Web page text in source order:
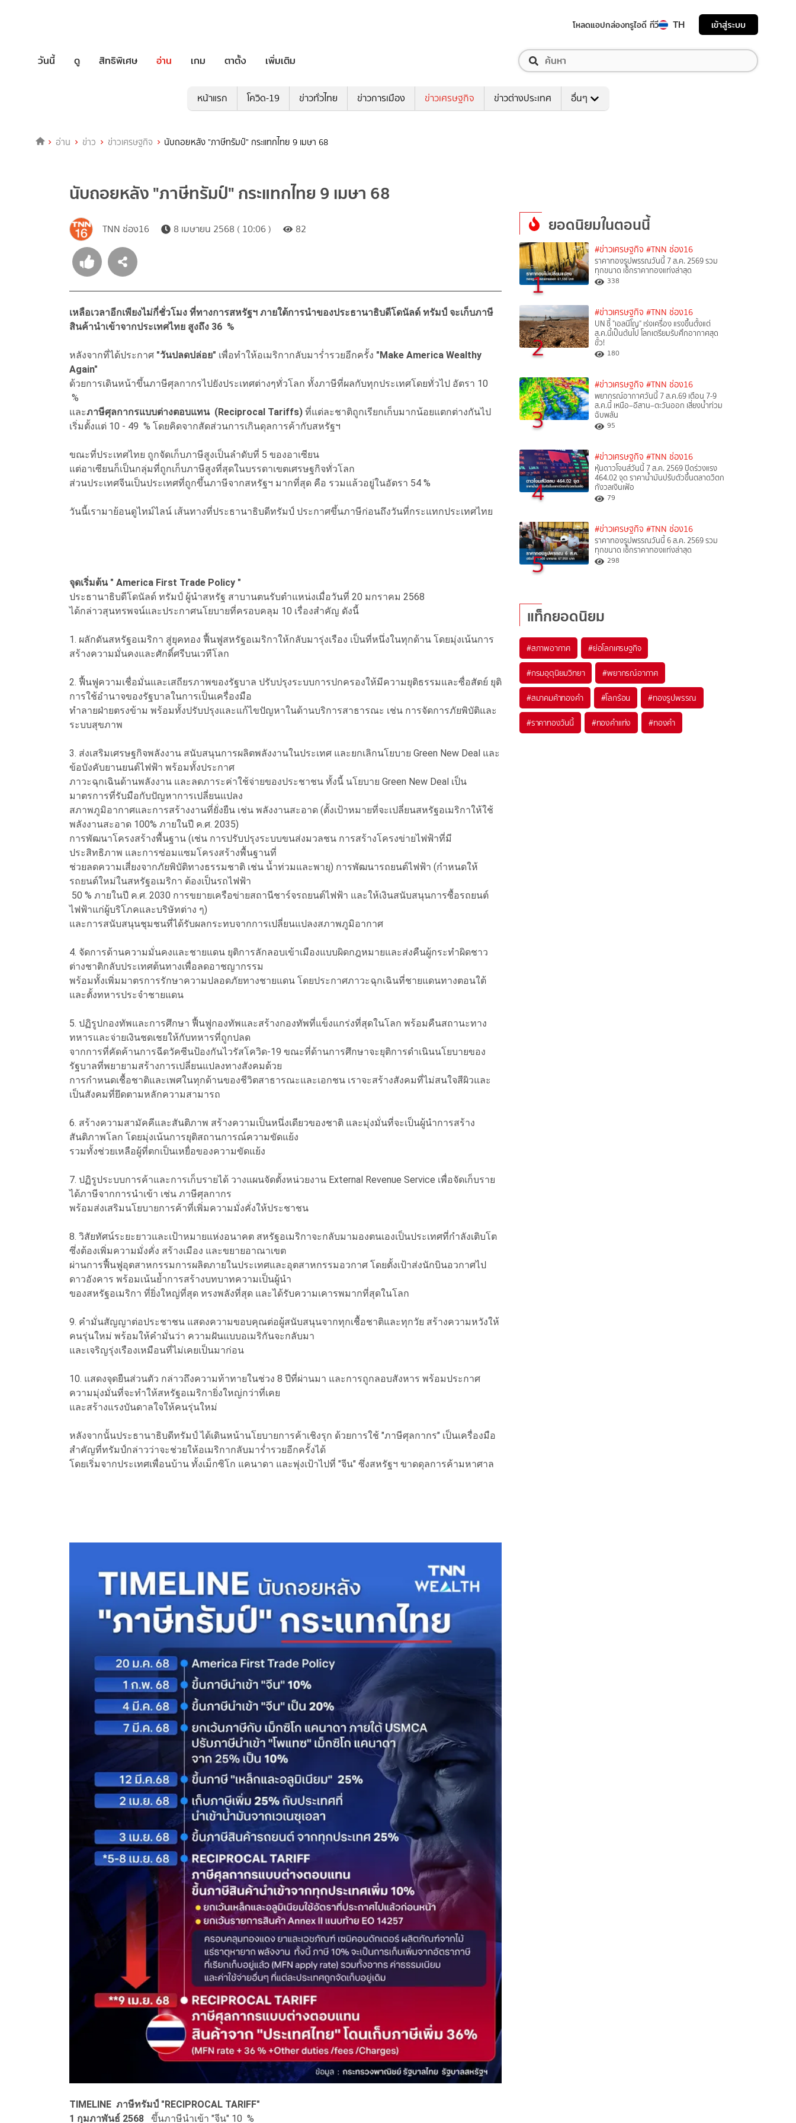
โหลดแอปกล่องทรูไอดี ทีวี TH เข้าสู่ระบบ
วันนี้ ดู สิทธิพิเศษ อ่าน เกม ตาตั้ง เพิ่มเติม
หน้าแรก โควิด-19 ข่าวทั่วไทย ข่าวการเมือง ข่าวเศรษฐกิจ ข่าวต่างประเทศ อื่นๆ
อ่าน ข่าว ข่าวเศรษฐกิจ นับถอยหลัง "ภาษีทรัมป์" กระแทกไทย 9 เมษา 68
นับถอยหลัง "ภาษีทรัมป์" กระแทกไทย 9 เมษา 68
TNN ช่อง16 8 เมษายน 2568 ( 10:06 ) 82
เหลือเวลาอีกเพียงไม่กี่ชั่วโมง ที่ทางการสหรัฐฯ ภายใต้การนำของประธานาธิบดีโดนัลด์ ทรัมป์ จะเก็บภาษี
สินค้านำเข้าจากประเทศไทย สูงถึง 36 %
หลังจากที่ได้ประกาศ "วันปลดปล่อย" เพื่อทำให้อเมริกากลับมาร่ำรวยอีกครั้ง "Make America Wealthy
Again"
ด้วยการเดินหน้าขึ้นภาษีศุลกากรไปยังประเทศต่างๆทั่วโลก ทั้งภาษีที่ผลกับทุกประเทศโดยทั่วไป อัตรา 10
%
และภาษีศุลกากรแบบต่างตอบแทน (Reciprocal Tariffs) ที่แต่ละชาติถูกเรียกเก็บมากน้อยแตกต่างกันไป
เริ่มตั้งแต่ 10 - 49 % โดยคิดจากสัดส่วนการเกินดุลการค้ากับสหรัฐฯ
ขณะที่ประเทศไทย ถูกจัดเก็บภาษีสูงเป็นลำดับที่ 5 ของอาเซียน
แต่อาเซียนก็เป็นกลุ่มที่ถูกเก็บภาษีสูงที่สุดในบรรดาเขตเศรษฐกิจทั่วโลก
ส่วนประเทศจีนเป็นประเทศที่ถูกขึ้นภาษีจากสหรัฐฯ มากที่สุด คือ รวมแล้วอยู่ในอัตรา 54 %
วันนี้เรามาย้อนดูไทม์ไลน์ เส้นทางที่ประธานาธิบดีทรัมป์ ประกาศขึ้นภาษีก่อนถึงวันที่กระแทกประเทศไทย
จุดเริ่มต้น " America First Trade Policy "
ประธานาธิบดีโดนัลด์ ทรัมป์ ผู้นำสหรัฐ สาบานตนรับตำแหน่งเมื่อวันที่ 20 มกราคม 2568
ได้กล่าวสุนทรพจน์และประกาศนโยบายที่ครอบคลุม 10 เรื่องสำคัญ ดังนี้
1. ผลักดันสหรัฐอเมริกา สู่ยุคทอง ฟื้นฟูสหรัฐอเมริกาให้กลับมารุ่งเรือง เป็นที่หนึ่งในทุกด้าน โดยมุ่งเน้นการ
สร้างความมั่นคงและศักดิ์ศรีบนเวทีโลก
2. ฟื้นฟูความเชื่อมั่นและเสถียรภาพของรัฐบาล ปรับปรุงระบบการปกครองให้มีความยุติธรรมและซื่อสัตย์ ยุติ
การใช้อำนาจของรัฐบาลในการเป็นเครื่องมือ
ทำลายฝ่ายตรงข้าม พร้อมทั้งปรับปรุงและแก้ไขปัญหาในด้านบริการสาธารณะ เช่น การจัดการภัยพิบัติและ
ระบบสุขภาพ
3. ส่งเสริมเศรษฐกิจพลังงาน สนับสนุนการผลิตพลังงานในประเทศ และยกเลิกนโยบาย Green New Deal และ
ข้อบังคับยานยนต์ไฟฟ้า พร้อมทั้งประกาศ
ภาวะฉุกเฉินด้านพลังงาน และลดภาระค่าใช้จ่ายของประชาชน ทั้งนี้ นโยบาย Green New Deal เป็น
มาตรการที่รับมือกับปัญหาการเปลี่ยนแปลง
สภาพภูมิอากาศและการสร้างงานที่ยั่งยืน เช่น พลังงานสะอาด (ตั้งเป้าหมายที่จะเปลี่ยนสหรัฐอเมริกาให้ใช้
พลังงานสะอาด 100% ภายในปี ค.ศ. 2035)
การพัฒนาโครงสร้างพื้นฐาน (เช่น การปรับปรุงระบบขนส่งมวลชน การสร้างโครงข่ายไฟฟ้าที่มี
ประสิทธิภาพ และการซ่อมแซมโครงสร้างพื้นฐานที่
ช่วยลดความเสี่ยงจากภัยพิบัติทางธรรมชาติ เช่น น้ำท่วมและพายุ) การพัฒนารถยนต์ไฟฟ้า (กำหนดให้
รถยนต์ใหม่ในสหรัฐอเมริกา ต้องเป็นรถไฟฟ้า
50 % ภายในปี ค.ศ. 2030 การขยายเครือข่ายสถานีชาร์จรถยนต์ไฟฟ้า และให้เงินสนับสนุนการซื้อรถยนต์
ไฟฟ้าแก่ผู้บริโภคและบริษัทต่าง ๆ)
และการสนับสนุนชุมชนที่ได้รับผลกระทบจากการเปลี่ยนแปลงสภาพภูมิอากาศ
4. จัดการด้านความมั่นคงและชายแดน ยุติการลักลอบเข้าเมืองแบบผิดกฎหมายและส่งคืนผู้กระทำผิดชาว
ต่างชาติกลับประเทศต้นทางเพื่อลดอาชญากรรม
พร้อมทั้งเพิ่มมาตรการรักษาความปลอดภัยทางชายแดน โดยประกาศภาวะฉุกเฉินที่ชายแดนทางตอนใต้
และตั้งทหารประจำชายแดน
5. ปฏิรูปกองทัพและการศึกษา ฟื้นฟูกองทัพและสร้างกองทัพที่แข็งแกร่งที่สุดในโลก พร้อมคืนสถานะทาง
ทหารและจ่ายเงินชดเชยให้กับทหารที่ถูกปลด
จากการที่คัดค้านการฉีดวัคซีนป้องกันไวรัสโควิด-19 ขณะที่ด้านการศึกษาจะยุติการดำเนินนโยบายของ
รัฐบาลที่พยายามสร้างการเปลี่ยนแปลงทางสังคมด้วย
การกำหนดเชื้อชาติและเพศในทุกด้านของชีวิตสาธารณะและเอกชน เราจะสร้างสังคมที่ไม่สนใจสีผิวและ
เป็นสังคมที่ยึดตามหลักความสามารถ
6. สร้างความสามัคคีและสันติภาพ สร้างความเป็นหนึ่งเดียวของชาติ และมุ่งมั่นที่จะเป็นผู้นำการสร้าง
สันติภาพโลก โดยมุ่งเน้นการยุติสถานการณ์ความขัดแย้ง
รวมทั้งช่วยเหลือผู้ที่ตกเป็นเหยื่อของความขัดแย้ง
7. ปฏิรูประบบการค้าและการเก็บรายได้ วางแผนจัดตั้งหน่วยงาน External Revenue Service เพื่อจัดเก็บราย
ได้ภาษีจากการนำเข้า เช่น ภาษีศุลกากร
พร้อมส่งเสริมนโยบายการค้าที่เพิ่มความมั่งคั่งให้ประชาชน
8. วิสัยทัศน์ระยะยาวและเป้าหมายแห่งอนาคต สหรัฐอเมริกาจะกลับมามองตนเองเป็นประเทศที่กำลังเติบโต
ซึ่งต้องเพิ่มความมั่งคั่ง สร้างเมือง และขยายอาณาเขต
ผ่านการฟื้นฟูอุตสาหกรรมการผลิตภายในประเทศและอุตสาหกรรมอวกาศ โดยตั้งเป้าส่งนักบินอวกาศไป
ดาวอังคาร พร้อมเน้นย้ำการสร้างบทบาทความเป็นผู้นำ
ของสหรัฐอเมริกา ที่ยิ่งใหญ่ที่สุด ทรงพลังที่สุด และได้รับความเคารพมากที่สุดในโลก
9. คำมั่นสัญญาต่อประชาชน แสดงความขอบคุณต่อผู้สนับสนุนจากทุกเชื้อชาติและทุกวัย สร้างความหวังให้
คนรุ่นใหม่ พร้อมให้คำมั่นว่า ความฝันแบบอเมริกันจะกลับมา
และเจริญรุ่งเรืองเหมือนที่ไม่เคยเป็นมาก่อน
10. แสดงจุดยืนส่วนตัว กล่าวถึงความท้าทายในช่วง 8 ปีที่ผ่านมา และการถูกลอบสังหาร พร้อมประกาศ
ความมุ่งมั่นที่จะทำให้สหรัฐอเมริกายิ่งใหญ่กว่าที่เคย
และสร้างแรงบันดาลใจให้คนรุ่นใหม่
หลังจากนั้นประธานาธิบดีทรัมป์ ได้เดินหน้านโยบายการค้าเชิงรุก ด้วยการใช้ "ภาษีศุลกากร" เป็นเครื่องมือ
สำคัญที่ทรัมป์กล่าวว่าจะช่วยให้อเมริกากลับมาร่ำรวยอีกครั้งได้
โดยเริ่มจากประเทศเพื่อนบ้าน ทั้งเม็กซิโก แคนาดา และพุ่งเป้าไปที่ "จีน" ซึ่งสหรัฐฯ ขาดดุลการค้ามหาศาล
TIMELINE ภาษีทรัมป์ "RECIPROCAL TARIFF"
1 กุมภาพันธ์ 2568
ขึ้นภาษีนำเข้า "จีน" 10 %
ยอดนิยมในตอนนี้
1
#ข่าวเศรษฐกิจ #TNN ช่อง16
ราคาทองรูปพรรณวันนี้ 7 ส.ค. 2569 รวม
ทุกขนาด เช็กราคาทองแท่งล่าสุด
338
2
#ข่าวเศรษฐกิจ #TNN ช่อง16
UN ชี้ "เอลนีโญ" เร่งเครื่อง แรงขึ้นตั้งแต่
ส.ค.นี้เป็นต้นไป โลกเตรียมรับศึกอากาศสุด
ขั้ว!
180
3
#ข่าวเศรษฐกิจ #TNN ช่อง16
พยากรณ์อากาศวันนี้ 7 ส.ค.69 เตือน 7-9
ส.ค.นี้ เหนือ–อีสาน–ตะวันออก เสี่ยงน้ำท่วม
ฉับพลัน
95
4
#ข่าวเศรษฐกิจ #TNN ช่อง16
หุ้นดาวโจนส์วันนี้ 7 ส.ค. 2569 ปิดร่วงแรง
464.02 จุด ราคาน้ำมันปรับตัวขึ้นตลาดวิตก
กังวลเงินเฟ้อ
79
5
#ข่าวเศรษฐกิจ #TNN ช่อง16
ราคาทองรูปพรรณวันนี้ 6 ส.ค. 2569 รวม
ทุกขนาด เช็กราคาทองแท่งล่าสุด
298
แท็กยอดนิยม
#สภาพอากาศ #ย่อโลกเศรษฐกิจ
#กรมอุตุนิยมวิทยา #พยากรณ์อากาศ
#สมาคมค้าทองคำ #โลกร้อน #ทองรูปพรรณ
#ราคาทองวันนี้ #ทองคำแท่ง #ทองคำ